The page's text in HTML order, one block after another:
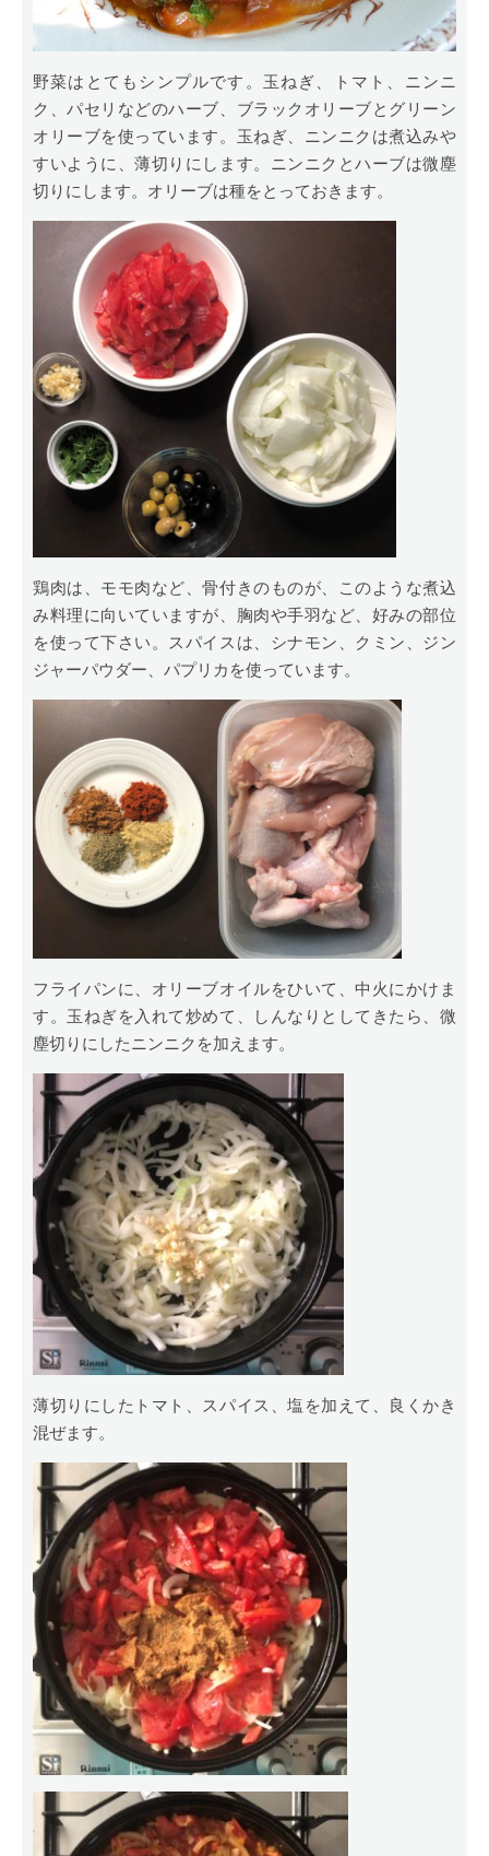
野菜はとてもシンプルです。玉ねぎ、トマト、ニンニ
ク、パセリなどのハーブ、ブラックオリーブとグリーン
オリーブを使っています。玉ねぎ、ニンニクは煮込みや
すいように、薄切りにします。ニンニクとハーブは微塵
切りにします。オリーブは種をとっておきます。
鶏肉は、モモ肉など、骨付きのものが、このような煮込
み料理に向いていますが、胸肉や手羽など、好みの部位
を使って下さい。スパイスは、シナモン、クミン、ジン
ジャーパウダー、パプリカを使っています。
フライパンに、オリーブオイルをひいて、中火にかけま
す。玉ねぎを入れて炒めて、しんなりとしてきたら、微
塵切りにしたニンニクを加えます。
薄切りにしたトマト、スパイス、塩を加えて、良くかき
混ぜます。